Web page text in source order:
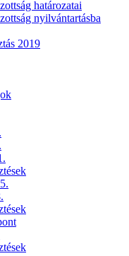
határozatai
nyilvántartásba
2019